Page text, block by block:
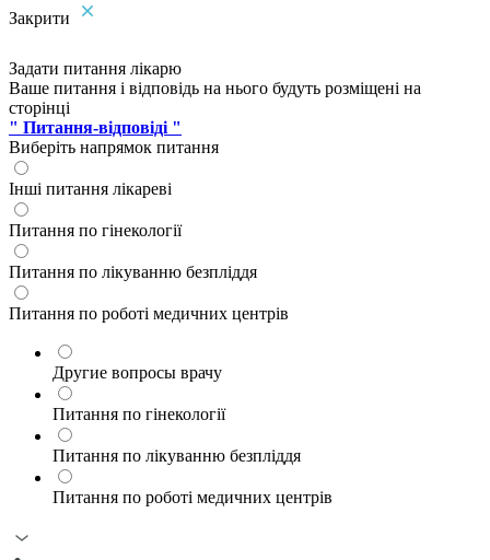
Закрити
Задати питання лікарю
Ваше питання і відповідь на нього будуть розміщені на
сторінці
" Питання-відповіді "
Виберіть напрямок питання
Інші питання лікареві
Питання по гінекології
Питання по лікуванню безпліддя
Питання по роботі медичних центрів
Другие вопросы врачу
Питання по гінекології
Питання по лікуванню безпліддя
Питання по роботі медичних центрів